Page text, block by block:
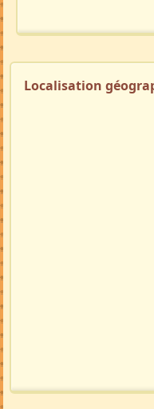
Localisation